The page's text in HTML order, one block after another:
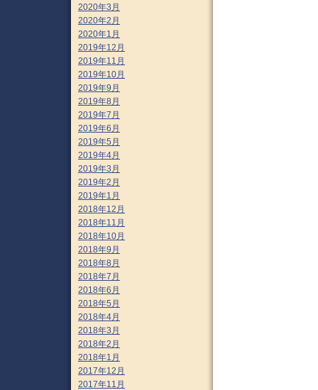
2020年3月
2020年2月
2020年1月
2019年12月
2019年11月
2019年10月
2019年9月
2019年8月
2019年7月
2019年6月
2019年5月
2019年4月
2019年3月
2019年2月
2019年1月
2018年12月
2018年11月
2018年10月
2018年9月
2018年8月
2018年7月
2018年6月
2018年5月
2018年4月
2018年3月
2018年2月
2018年1月
2017年12月
2017年11月